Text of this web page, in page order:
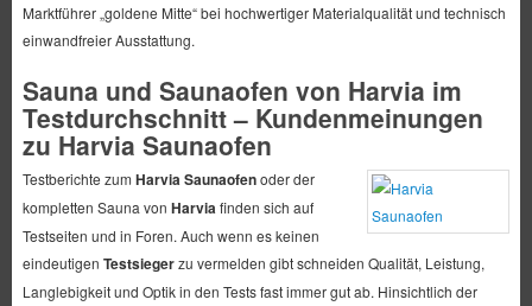
Marktführer „goldene Mitte“ bei hochwertiger Materialqualität und technisch
einwandfreier Ausstattung.
Sauna und Saunaofen von Harvia im
Testdurchschnitt – Kundenmeinungen
zu Harvia Saunaofen
Testberichte zum Harvia Saunaofenoder der
kompletten Sauna von Harvia finden sich auf
Testseiten und in Foren. Auch wenn es keinen
eindeutigen Testsiegerzu vermelden gibt schneiden Qualität, Leistung,
Langlebigkeit und Optik in den Tests fast immer gut ab. Hinsichtlich der